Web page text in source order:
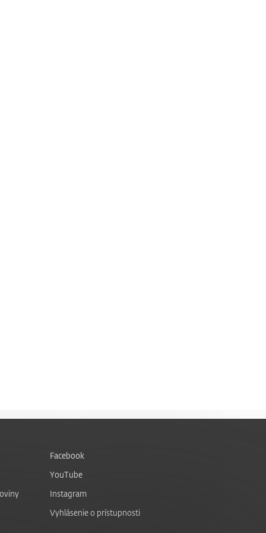
Facebook
YouTube
Instagram
Vyhlásenie o prístupnosti